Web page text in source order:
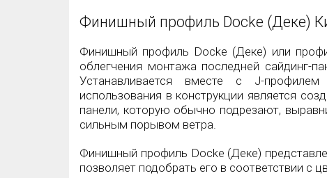
Финишный профиль Docke (Деке)
Финишный профиль Docke (Деке) или
облегчения монтажа последней сайдинг-
Устанавливается вместе с J-
использования в конструкции является
панели, которую обычно подрезают,
сильным порывом ветра.
Финишный профиль Docke (Деке)
позволяет подобрать его в соответствии с